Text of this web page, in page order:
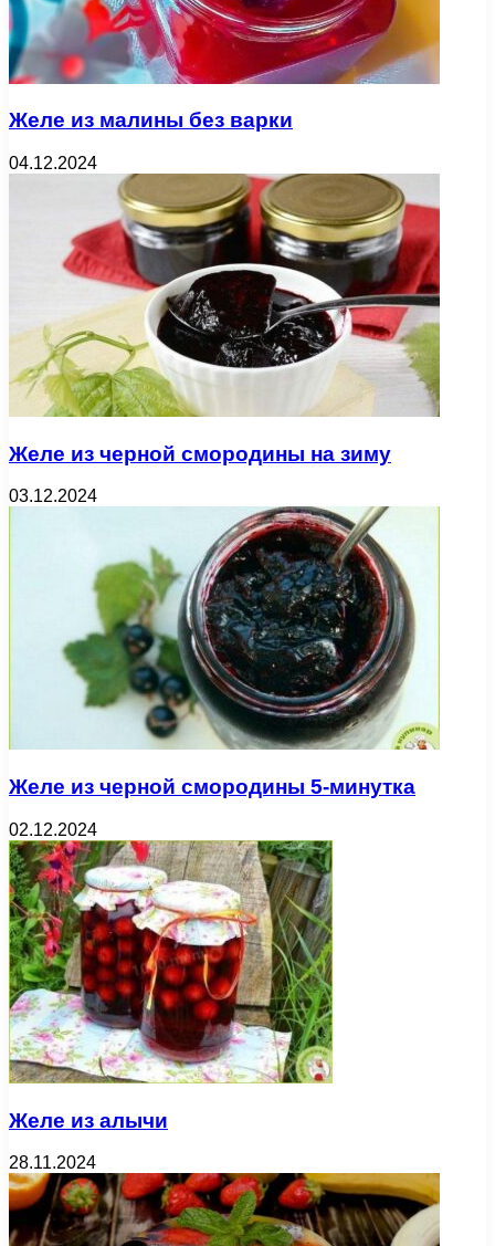
Желе из малины без варки
04.12.2024
Желе из черной смородины на зиму
03.12.2024
Желе из черной смородины 5-минутка
02.12.2024
Желе из алычи
28.11.2024